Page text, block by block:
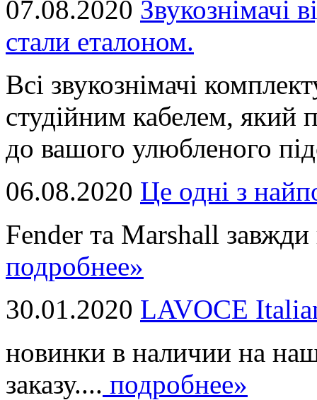
07.08.2020 Звукознімачі
стали еталоном.
Всі звукознімачі
студійним кабелем, який
до вашого улюбленого
06.08.2020 Це однi з
Fender та Marshall завжди
подробнее»
30.01.2020 LAVOCE
новинки в наличии на
заказу.... подробнее»